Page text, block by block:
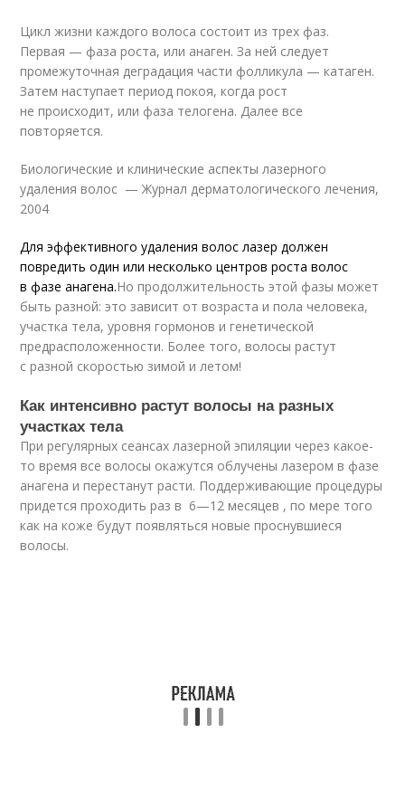
Цикл жизни каждого волоса состоит из трех фаз.
Первая — фаза роста, или анаген. За ней следует
промежуточная деградация части фолликула — катаген.
Затем наступает период покоя, когда рост
не происходит, или фаза телогена. Далее все
повторяется.
Биологические и клинические аспекты лазерного
удаления волос — Журнал дерматологического лечения,
2004
Для эффективного удаления волос лазер должен
повредить один или несколько центров роста волос
в фазе анагена.Но продолжительность этой фазы может
быть разной: это зависит от возраста и пола человека,
участка тела, уровня гормонов и генетической
предрасположенности. Более того, волосы растут
с разной скоростью зимой и летом!
Как интенсивно растут волосы на разных
участках тела
При регулярных сеансах лазерной эпиляции через какое-
то время все волосы окажутся облучены лазером в фазе
анагена и перестанут расти. Поддерживающие процедуры
придется проходить раз в 6—12 месяцев , по мере того
как на коже будут появляться новые проснувшиеся
волосы.